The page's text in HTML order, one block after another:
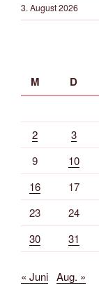
3. August 2026
M D
2
3
9
10
16
17
23
24
30
31
« Juni Aug. »